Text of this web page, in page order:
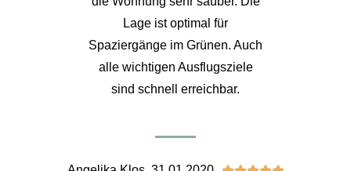
Lage ist optimal für
Spaziergänge im Grünen. Auch
alle wichtigen Ausflugsziele
sind schnell erreichbar.